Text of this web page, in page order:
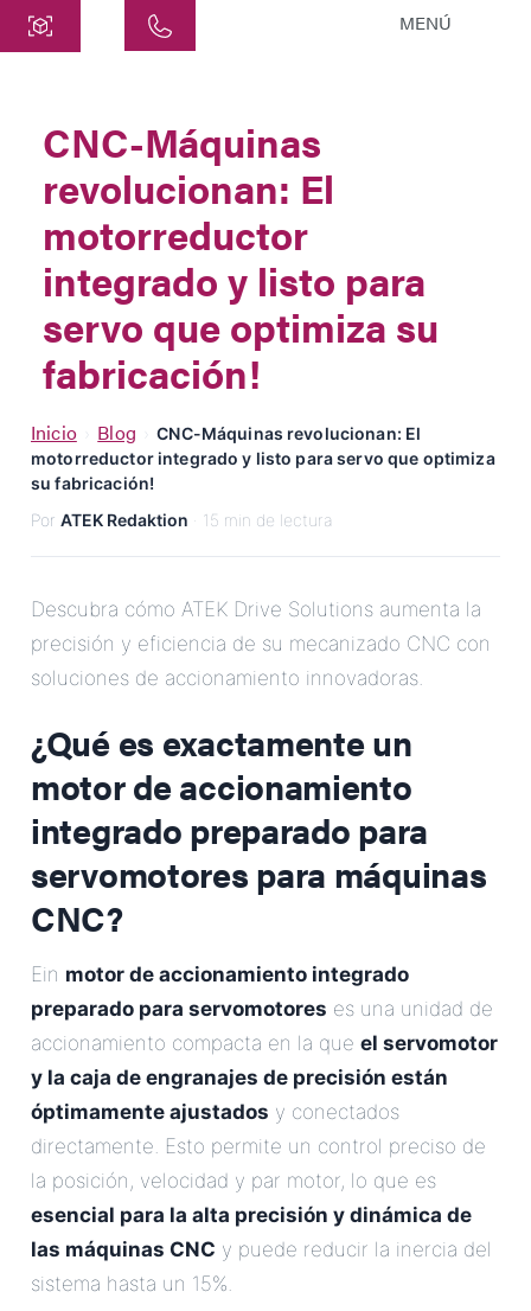
Siemensstraße 47
25462 Rellingen
info@atek.de
+49 4101 7953-0
Abrir Chat
Nombre
Nombre de la Empresa
Correo Electrónico
Dirección
MENÚ
CNC-Máquinas
revolucionan: El
motorreductor
integrado y listo para
servo que optimiza su
fabricación!
Inicio Blog
CNC-Máquinas revolucionan: El
motorreductor integrado y listo para servo que optimiza
su fabricación!
Por ATEK Redaktion · 15 min de lectura
Descubra cómo ATEK Drive Solutions aumenta la
precisión y eficiencia de su mecanizado CNC con
soluciones de accionamiento innovadoras.
¿Qué es exactamente un
motor de accionamiento
integrado preparado para
servomotores para máquinas
CNC?
Ein motor de accionamiento integrado
preparado para servomotores es una unidad de
accionamiento compacta en la que el servomotor
y la caja de engranajes de precisión están
óptimamente ajustados y conectados
directamente. Esto permite un control preciso de
la posición, velocidad y par motor, lo que es
esencial para la alta precisión y dinámica de
las máquinas CNC y puede reducir la inercia del
sistema hasta un 15%.